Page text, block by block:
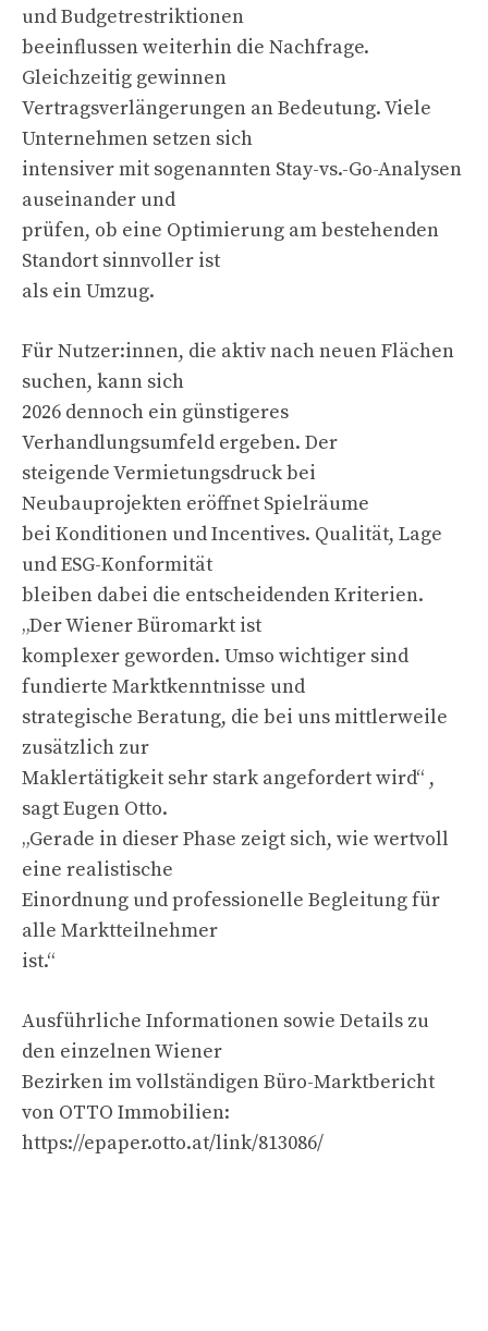
und Budgetrestriktionen
beeinflussen weiterhin die Nachfrage.
Gleichzeitig gewinnen
Vertragsverlängerungen an Bedeutung. Viele
Unternehmen setzen sich
intensiver mit sogenannten Stay-vs.-Go-Analysen
auseinander und
prüfen, ob eine Optimierung am bestehenden
Standort sinnvoller ist
als ein Umzug.
Für Nutzer:innen, die aktiv nach neuen Flächen
suchen, kann sich
2026 dennoch ein günstigeres
Verhandlungsumfeld ergeben. Der
steigende Vermietungsdruck bei
Neubauprojekten eröffnet Spielräume
bei Konditionen und Incentives. Qualität, Lage
und ESG-Konformität
bleiben dabei die entscheidenden Kriterien.
„Der Wiener Büromarkt ist
komplexer geworden. Umso wichtiger sind
fundierte Marktkenntnisse und
strategische Beratung, die bei uns mittlerweile
zusätzlich zur
Maklertätigkeit sehr stark angefordert wird“ ,
sagt Eugen Otto.
„Gerade in dieser Phase zeigt sich, wie wertvoll
eine realistische
Einordnung und professionelle Begleitung für
alle Marktteilnehmer
ist.“
Ausführliche Informationen sowie Details zu
den einzelnen Wiener
Bezirken im vollständigen Büro-Marktbericht
von OTTO Immobilien:
https://epaper.otto.at/link/813086/